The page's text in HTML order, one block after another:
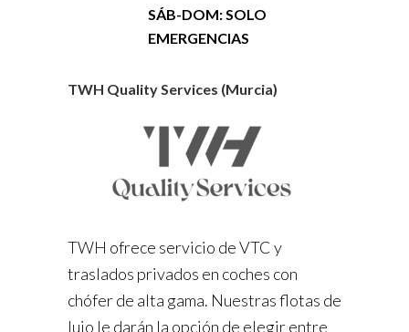
SÁB-DOM: SOLO
EMERGENCIAS
TWH Quality Services (Murcia)
TWH ofrece servicio de VTC y
traslados privados en coches con
chófer de alta gama. Nuestras flotas de
lujo le darán la opción de elegir entre